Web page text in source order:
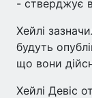
- стверджує
Хейлі
будуть
що вони
Хейлі Девіс